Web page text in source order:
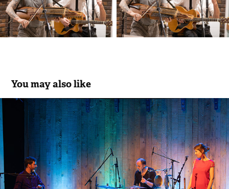
You may also like
Joe Ma Poule